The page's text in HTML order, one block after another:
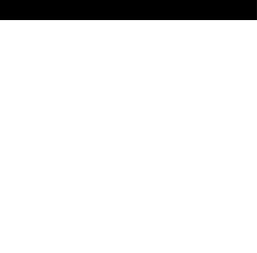
Karriere